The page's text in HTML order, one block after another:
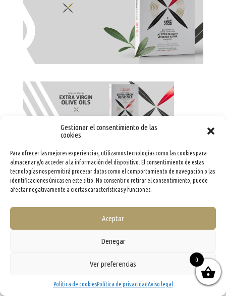
Gestionar el consentimiento de las
cookies
Para ofrecer las mejores experiencias, utilizamos tecnologías como las cookies para
almacenar y/o acceder a la información del dispositivo. El consentimiento de estas
tecnologías nos permitirá procesar datos como el comportamiento de navegación o las
identificaciones únicas en este sitio. No consentir o retirar el consentimiento, puede
afectar negativamente a ciertas características y funciones.
Aceptar
Denegar
Ver preferencias
Política de cookiesPolítica de privacidadAviso legal
· Tel. (+34) 957 040 774 ·Aviso legal
Privacidad·Condiciones generales de contratación
0